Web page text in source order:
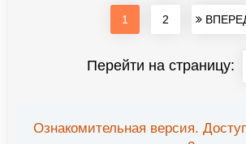
1 2
Перейти на страницу:
Ознакомительная версия.